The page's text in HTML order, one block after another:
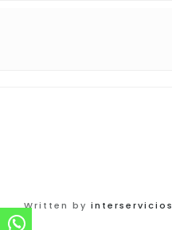
Written by interservicios